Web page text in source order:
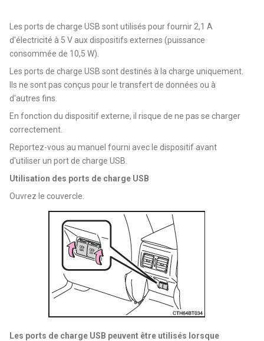
Les ports de charge USB sont utilisés pour fournir 2,1 A
d'électricité à 5 V aux dispositifs externes (puissance
consommée de 10,5 W).
Les ports de charge USB sont destinés à la charge uniquement.
Ils ne sont pas conçus pour le transfert de données ou à
d'autres fins.
En fonction du dispositif externe, il risque de ne pas se charger
correctement.
Reportez-vous au manuel fourni avec le dispositif avant
d'utiliser un port de charge USB.
Utilisation des ports de charge USB
Ouvrez le couvercle.
Les ports de charge USB peuvent être utilisés lorsque